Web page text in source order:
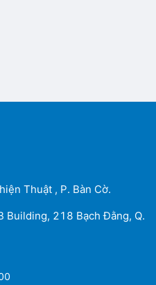
Thuật , P. Bàn Cờ.
Building, 218 Bạch Đằng, Q.